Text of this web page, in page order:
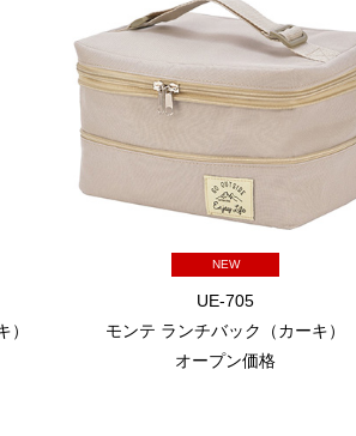
NEW
UE-705
モンテ ランチバック（カーキ）
オープン価格